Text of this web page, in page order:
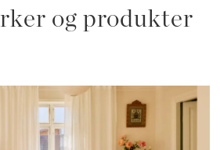
og produkter